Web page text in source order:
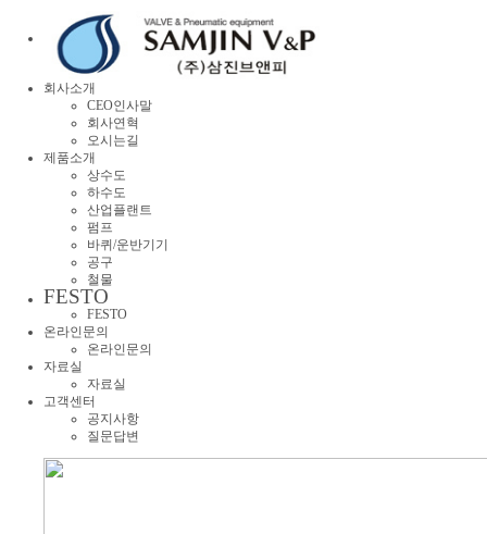
회사소개
CEO인사말
회사연혁
오시는길
제품소개
상수도
하수도
산업플랜트
펌프
바퀴/운반기기
공구
철물
FESTO
FESTO
온라인문의
온라인문의
자료실
자료실
고객센터
공지사항
질문답변